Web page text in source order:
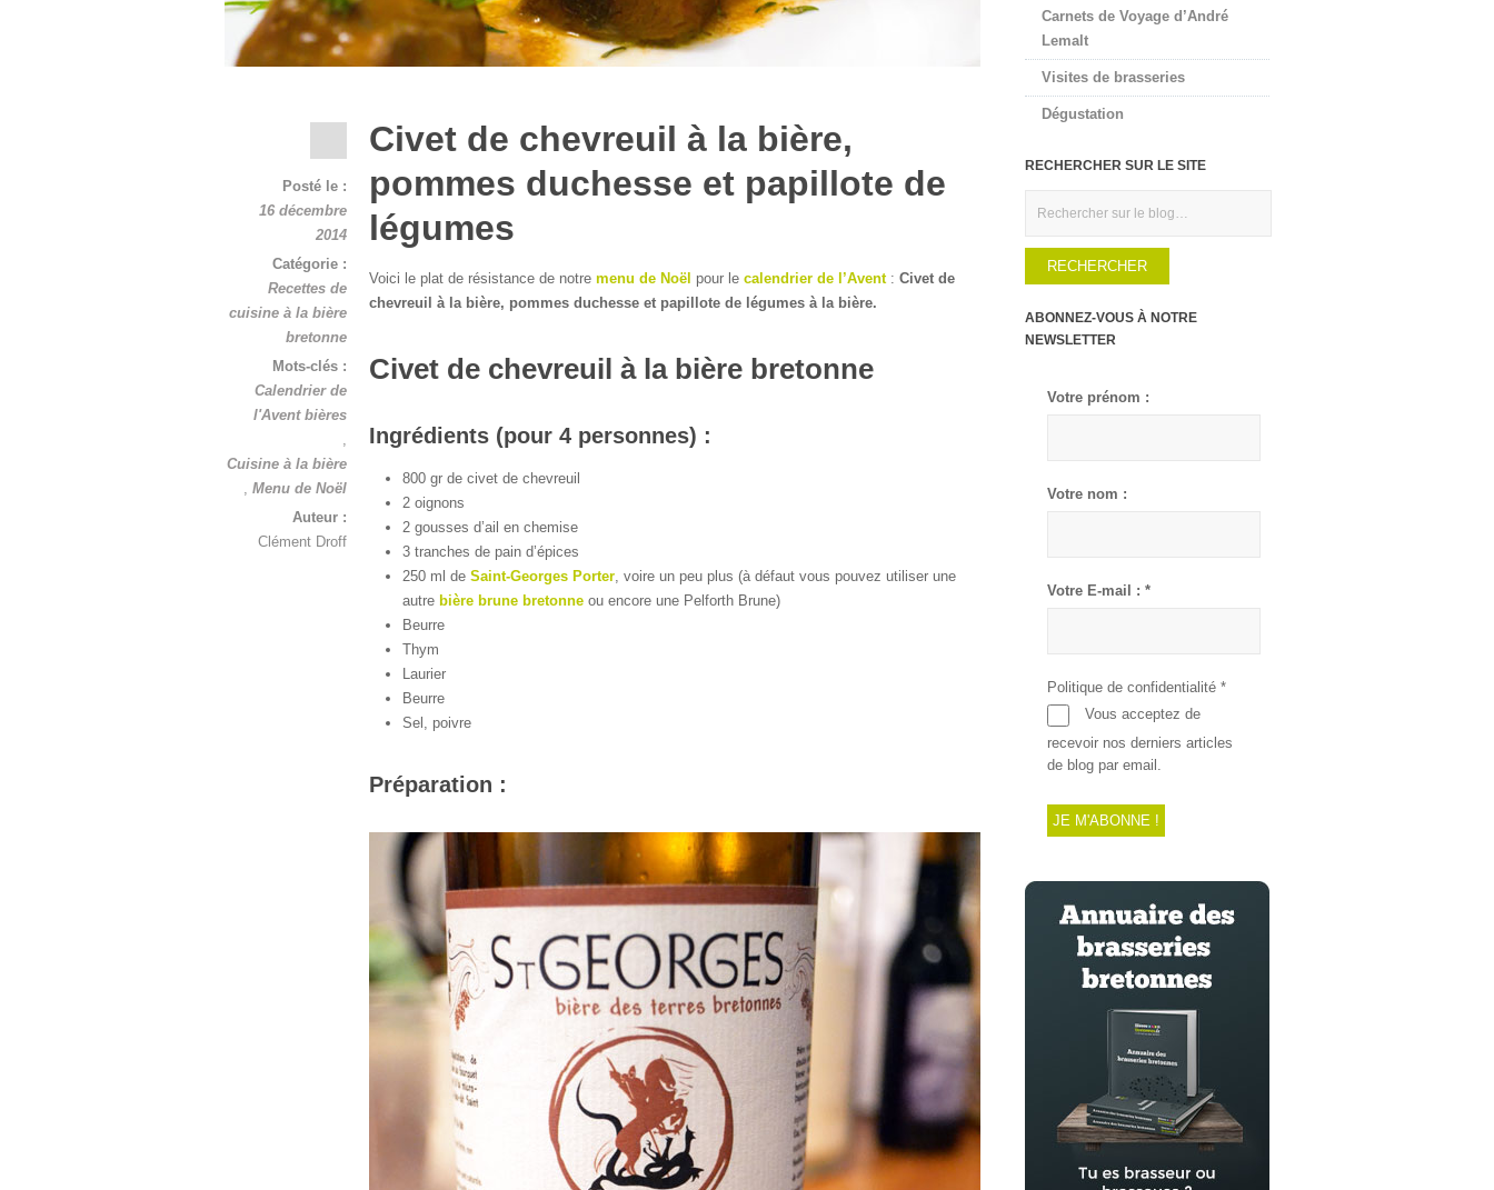
Civet de chevreuil à la bière,
pommes duchesse et papillote de
légumes
Voici le plat de résistance de notre menu de Noël pour le calendrier de l’Avent: Civet de
chevreuil à la bière, pommes duchesse et papillote de légumes à la bière.
Civet de chevreuil à la bière bretonne
Ingrédients (pour 4 personnes) :
800 gr de civet de chevreuil
2 oignons
2 gousses d’ail en chemise
3 tranches de pain d’épices
250 ml de Saint-Georges Porter, voire un peu plus (à défaut vous pouvez utiliser une
autre bière brune bretonne ou encore une Pelforth Brune)
Beurre
Thym
Laurier
Beurre
Sel, poivre
Préparation :
Posté le :
16 décembre
2014
Catégorie :
Recettes de
cuisine à la bière
bretonne
Mots-clés :
Calendrier de
l'Avent bières
Cuisine à la bière
Menu de Noël
Auteur :
Clément Droff
Carnets de Voyage d’André
Lemalt
Visites de brasseries
Dégustation
RECHERCHER SUR LE SITE
ABONNEZ-VOUS À NOTRE
NEWSLETTER
Votre prénom :
Votre nom :
Votre E-mail : *
Politique de confidentialité *
Vous acceptez de
recevoir nos derniers articles
de blog par email.